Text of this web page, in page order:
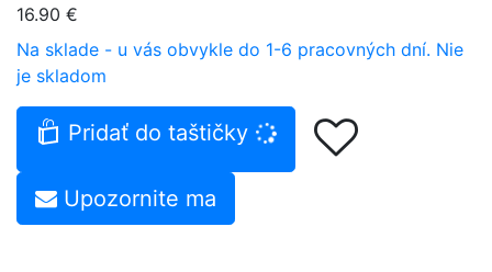
16.90 €
Na sklade - u vás obvykle do 1-6 pracovných dní. Nie
je skladom
Pridať do taštičky
Upozornite ma